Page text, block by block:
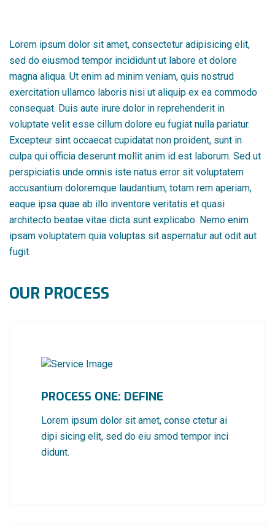
Lorem ipsum dolor sit amet, consectetur adipisicing elit,
sed do eiusmod tempor incididunt ut labore et dolore
magna aliqua. Ut enim ad minim veniam, quis nostrud
exercitation ullamco laboris nisi ut aliquip ex ea commodo
consequat. Duis aute irure dolor in reprehenderit in
voluptate velit esse cillum dolore eu fugiat nulla pariatur.
Excepteur sint occaecat cupidatat non proident, sunt in
culpa qui officia deserunt mollit anim id est laborum. Sed ut
perspiciatis unde omnis iste natus error sit voluptatem
accusantium doloremque laudantium, totam rem aperiam,
eaque ipsa quae ab illo inventore veritatis et quasi
architecto beatae vitae dicta sunt explicabo. Nemo enim
ipsam voluptatem quia voluptas sit aspernatur aut odit aut
fugit.
OUR PROCESS
PROCESS ONE: DEFINE
Lorem ipsum dolor sit amet, conse ctetur ai
dipi sicing elit, sed do eiu smod tempor inci
didunt.